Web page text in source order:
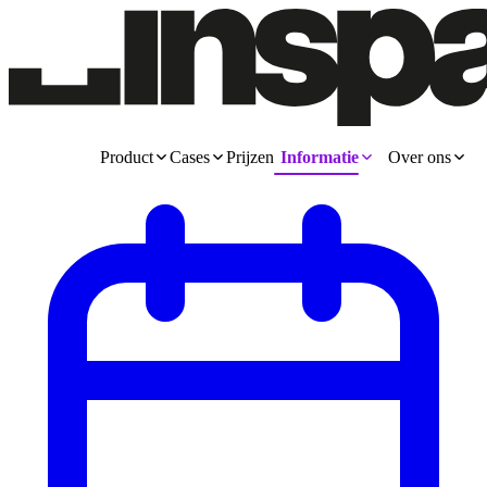
Product Cases Prijzen Informatie Over ons